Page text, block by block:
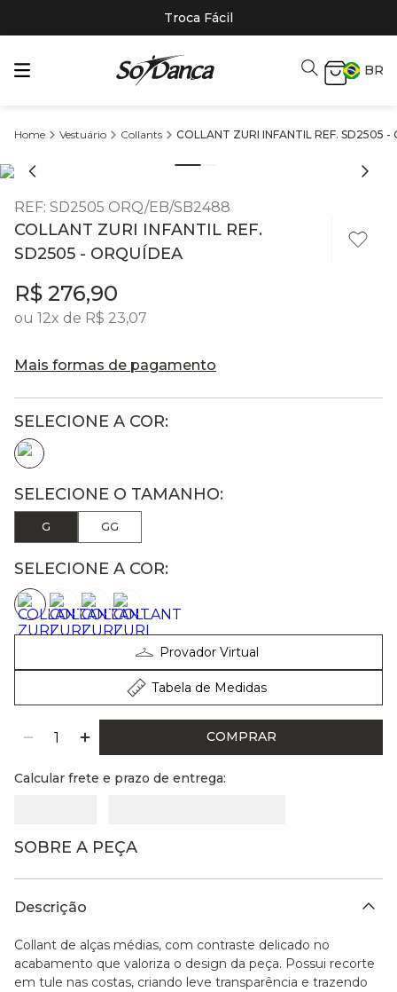
Troca Fácil
BR
Vestuário Collants COLLANT ZURI INFANTIL REF. SD2505 -
REF: SD2505 ORQ/EB/SB2488
COLLANT ZURI INFANTIL REF.
SD2505 - ORQUÍDEA
R$ 276,90
ou 12x de R$ 23,07
Mais formas de pagamento
G GG
SELECIONE A COR:
Provador Virtual
Tabela de Medidas
COMPRAR
Calcular frete e prazo de entrega:
SOBRE A PEÇA
Descrição
Collant de alças médias, com contraste delicado no
acabamento que valoriza o design da peça. Possui recorte
em tule nas costas, criando leve transparência e trazendo